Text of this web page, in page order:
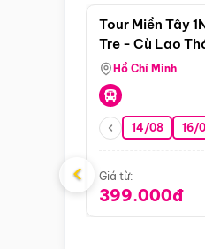
Tour Miền Tây
Tre - Cù Lao
Hồ Chí Minh
14/08 16/
Giá từ:
399.000đ
‹